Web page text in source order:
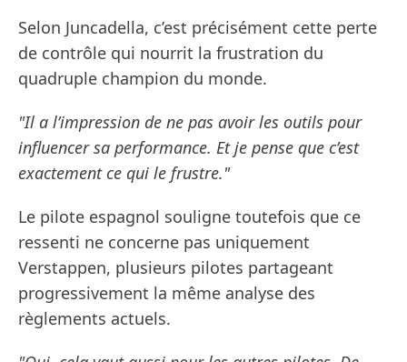
Selon Juncadella, c’est précisément cette perte
de contrôle qui nourrit la frustration du
quadruple champion du monde.
"Il a l’impression de ne pas avoir les outils pour
influencer sa performance. Et je pense que c’est
exactement ce qui le frustre."
Le pilote espagnol souligne toutefois que ce
ressenti ne concerne pas uniquement
Verstappen, plusieurs pilotes partageant
progressivement la même analyse des
règlements actuels.